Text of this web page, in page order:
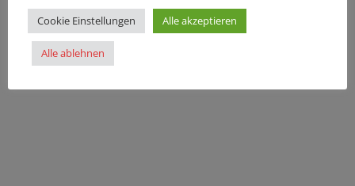
Cookie Einstellungen Alle akzeptieren
Alle ablehnen